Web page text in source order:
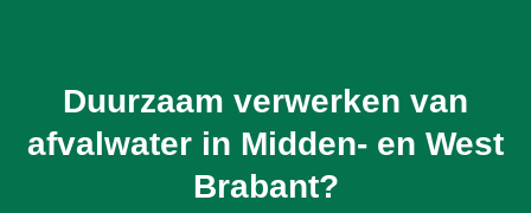
Duurzaam verwerken van
afvalwater in Midden- en West
Brabant?